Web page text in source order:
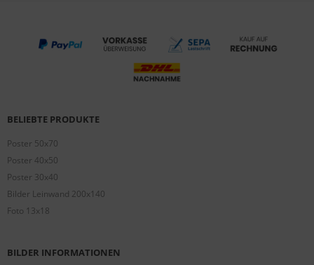
BELIEBTE PRODUKTE
Poster 50x70
Poster 40x50
Poster 30x40
Bilder Leinwand 200x140
Foto 13x18
BILDER INFORMATIONEN